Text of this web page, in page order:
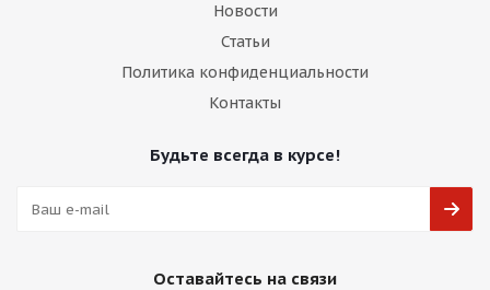
Новости
Статьи
Политика конфиденциальности
Контакты
Будьте всегда в курсе!
Оставайтесь на связи